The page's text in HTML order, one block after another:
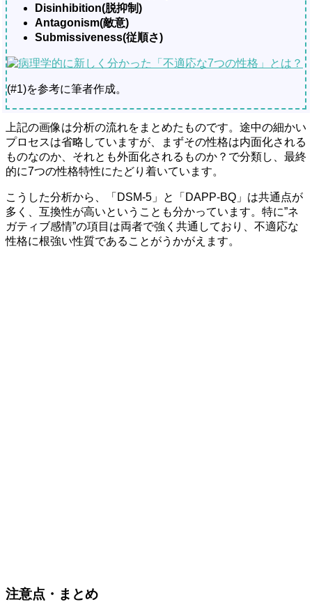
Disinhibition(脱抑制)
Antagonism(敵意)
Submissiveness(従順さ)
(#1)を参考に筆者作成。
上記の画像は分析の流れをまとめたものです。途中の細かい
プロセスは省略していますが、まずその性格は内面化される
ものなのか、それとも外面化されるものか？で分類し、最終
的に7つの性格特性にたどり着いています。
こうした分析から、「DSM-5」と「DAPP-BQ」は共通点が
多く、互換性が高いということも分かっています。特に”ネ
ガティブ感情”の項目は両者で強く共通しており、不適応な
性格に根強い性質であることがうかがえます。
注意点・まとめ